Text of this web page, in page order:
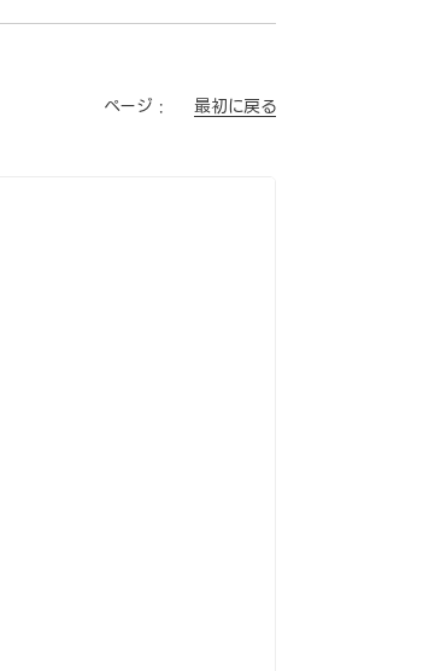
ページ : 最初に戻る